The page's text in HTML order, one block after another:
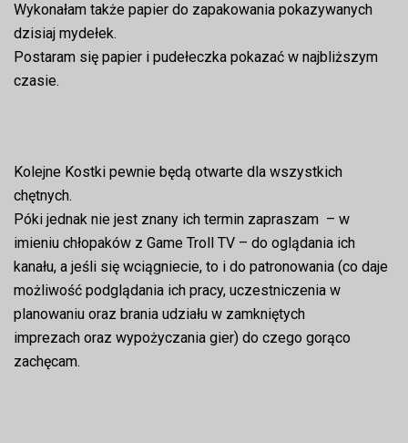
Wykonałam także papier do zapakowania pokazywanych
dzisiaj mydełek.
Postaram się papier i pudełeczka pokazać w najbliższym
czasie.
Kolejne Kostki pewnie będą otwarte dla wszystkich
chętnych.
Póki jednak nie jest znany ich termin zapraszam – w
imieniu chłopaków z Game Troll TV – do oglądania ich
kanału, a jeśli się wciągniecie, to i do patronowania (co daje
możliwość podglądania ich pracy, uczestniczenia w
planowaniu oraz brania udziału w zamkniętych
imprezach oraz wypożyczania gier) do czego gorąco
zachęcam.